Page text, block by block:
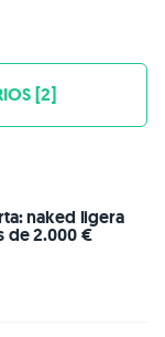
[2]
naked ligera
de 2.000 €